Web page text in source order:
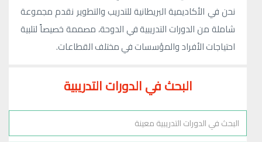
نحن في الأكاديمية البريطانية للتدريب والتطوير نقدم مجموعة
شاملة من الدورات التدريبية في الدوحة، مصممة خصيصاً لتلبية
احتياجات الأفراد والمؤسسات في مختلف القطاعات.
البحث في الدورات التدريبية